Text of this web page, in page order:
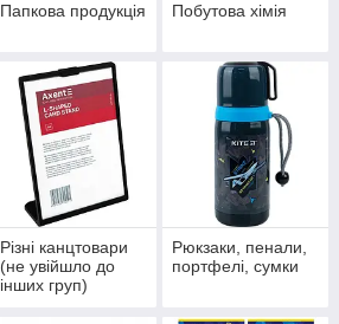
Папкова продукція Побутова хімія
Різні канцтовари
(не увійшло до
інших груп)
Рюкзаки, пенали,
портфелі, сумки